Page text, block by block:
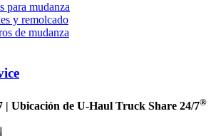
para mudanza
y remolcado
de mudanza
| Ubicación de U-Haul Truck Share 24/7®